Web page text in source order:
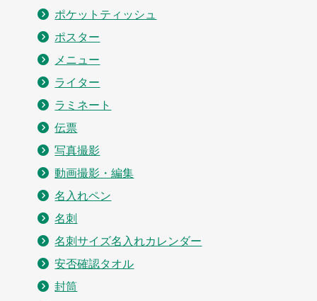
ポケットティッシュ
ポスター
メニュー
ライター
ラミネート
伝票
写真撮影
動画撮影・編集
名入れペン
名刺
名刺サイズ名入れカレンダー
安否確認タオル
封筒